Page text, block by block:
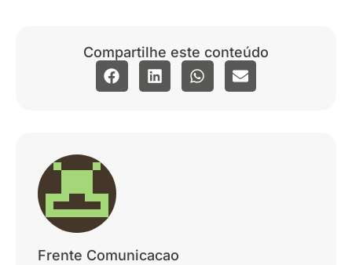
Compartilhe este conteúdo
Frente Comunicacao